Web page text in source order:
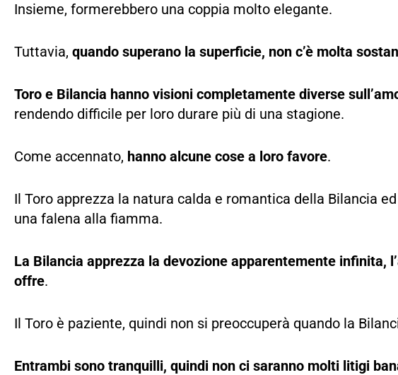
Insieme, formerebbero una coppia molto elegante.
Tuttavia, quando superano la superficie, non c’è molta
Toro e Bilancia hanno visioni completamente diverse
rendendo difficile per loro durare più di una stagione.
Come accennato, hanno alcune cose a loro favore.
Il Toro apprezza la natura calda e romantica della Bilancia
una falena alla fiamma.
La Bilancia apprezza la devozione apparentemente infinita,
offre.
Il Toro è paziente, quindi non si preoccuperà quando la
Entrambi sono tranquilli, quindi non ci saranno molti litigi